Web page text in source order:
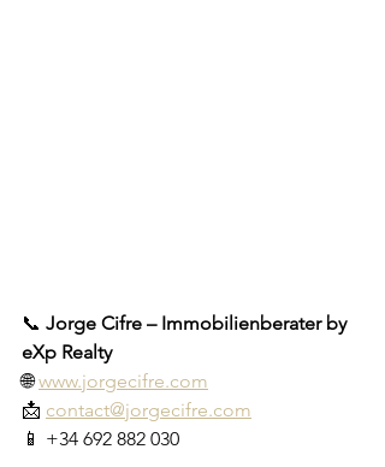
📞 Jorge Cifre – Immobilienberater by
eXp Realty
🌐 www.jorgecifre.com
📩 contact@jorgecifre.com
📱 +34 692 882 030